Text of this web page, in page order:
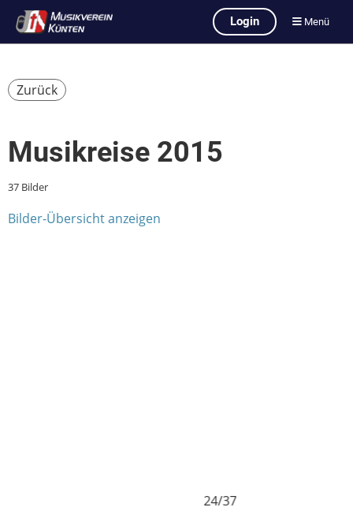
Login Menü
Zurück
Musikreise 2015
37 Bilder
Bilder-Übersicht anzeigen
24/37